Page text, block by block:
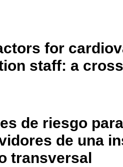
for
staff: a
de riesgo
de una
transversal